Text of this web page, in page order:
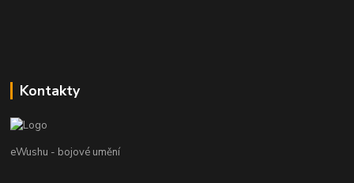
Kontakty
eWushu - bojové umění